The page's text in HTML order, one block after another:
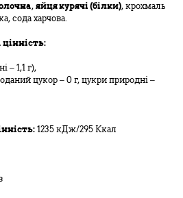
, яйця курячі (білки), крохмаль
сода харчова.
– 1,1 г),
цукор – 0 г, цукри природні –
1235 кДж/295 Ккал